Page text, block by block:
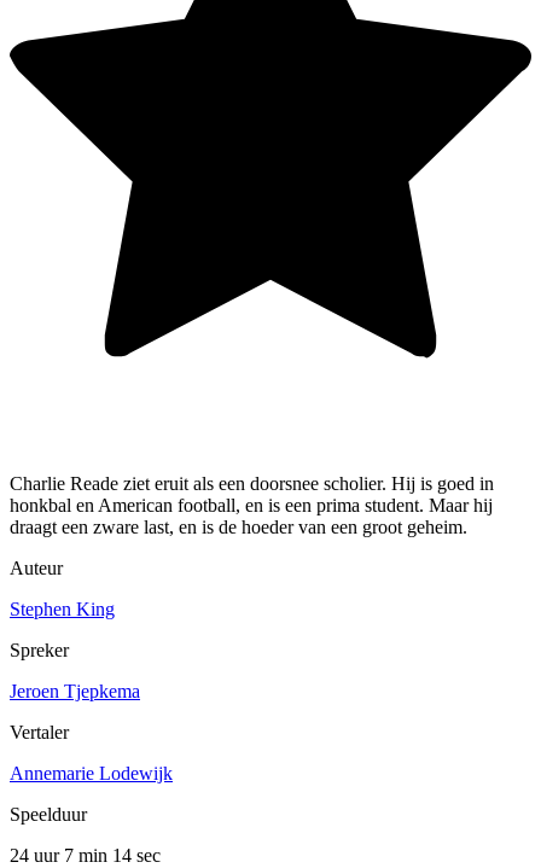
Charlie Reade ziet eruit als een doorsnee scholier. Hij is goed in
honkbal en American football, en is een prima student. Maar hij
draagt een zware last, en is de hoeder van een groot geheim.
Auteur
Stephen King
Spreker
Jeroen Tjepkema
Vertaler
Annemarie Lodewijk
Speelduur
24 uur 7 min 14 sec